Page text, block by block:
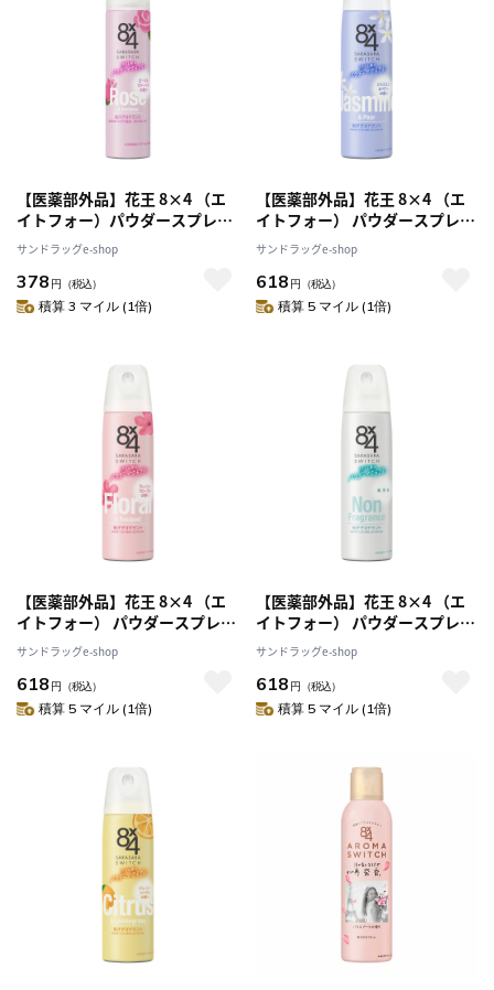
【医薬部外品】花王 8×4 （エ
イトフォー）パウダースプレー
ローズ＆ヴァーベナの香り 50g
サンドラッグe-shop
378 円 （税込）
積算 3 マイル (1倍)
【医薬部外品】花王 8×4 （エ
イトフォー） パウダースプレー
フェミニンフレグランス 150g
サンドラッグe-shop
618 円 （税込）
積算 5 マイル (1倍)
【医薬部外品】花王 8×4 （エ
イトフォー） パウダースプレー
フレッシュフローラル 150g
サンドラッグe-shop
618 円 （税込）
積算 5 マイル (1倍)
【医薬部外品】花王 8×4 （エ
イトフォー） パウダースプレー
無香料 150g
サンドラッグe-shop
618 円 （税込）
積算 5 マイル (1倍)